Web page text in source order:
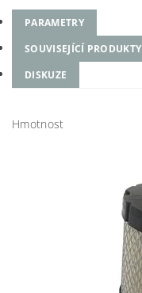
PARAMETRY
SOUVISEJÍCÍ PRODUKTY
DISKUZE
Hmotnost